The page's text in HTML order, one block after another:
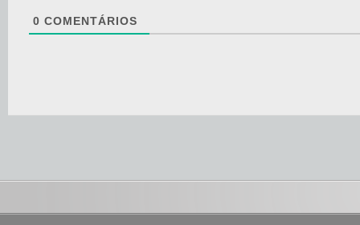
0 COMENTÁRIOS